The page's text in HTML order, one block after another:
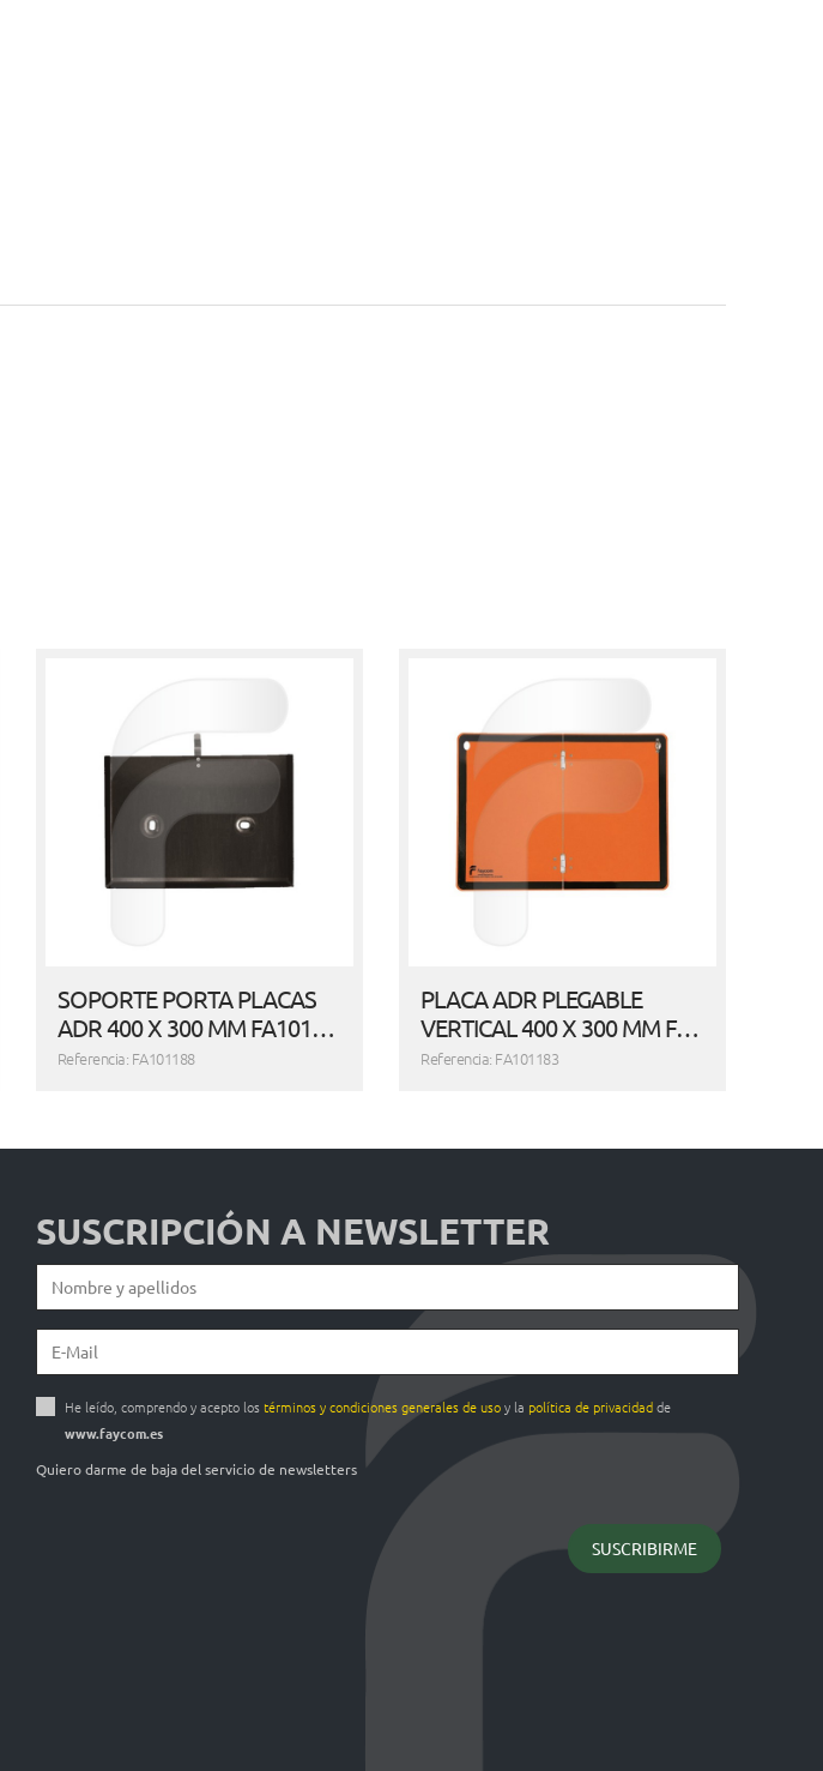
SOPORTE PORTA PLACAS
ADR 400 X 300 MM FA101…
Referencia: FA101188
PLACA ADR PLEGABLE
VERTICAL 400 X 300 MM F…
Referencia: FA101183
SUSCRIPCIÓN A NEWSLETTER
He leído, comprendo y acepto los términos y condiciones generales de usoy la política de privacidadde
www.faycom.es
Quiero darme de baja del servicio de newsletters